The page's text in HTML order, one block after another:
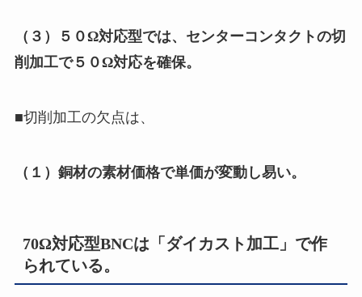
（３）５０Ω対応型では、センターコンタクトの切
削加工で５０Ω対応を確保。
■切削加工の欠点は、
（１）銅材の素材価格で単価が変動し易い。
70Ω対応型BNCは「ダイカスト加工」で作
られている。